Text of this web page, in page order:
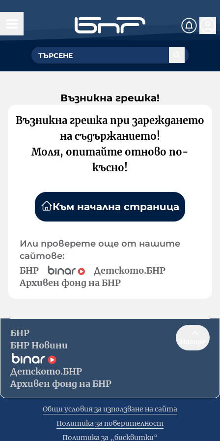
Възникна грешка!
Възникна грешка при зареждането
на съдържанието!
Моля, опитайте отново по-
късно!
Към начална страница
Или проверете още от нашите
сайтове:
БНР
Детското.БНР
Архивен фонд на БНР
БНР
БНР Новини
Детското.БНР
Архивен фонд на БНР
Общи условия за използване на сайта
Политика за поверителност
Политика за „бисквитки“